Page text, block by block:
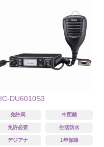
IC-DU6010S3
免許局 中距離
免許必要 生活防水
デジアナ 1年保障